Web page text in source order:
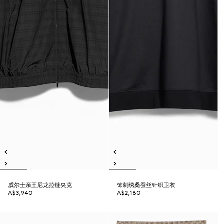
威尔士亲王尼龙拉链夹克
A$3,940
饰刺绣桑蚕丝针织卫衣
A$2,180